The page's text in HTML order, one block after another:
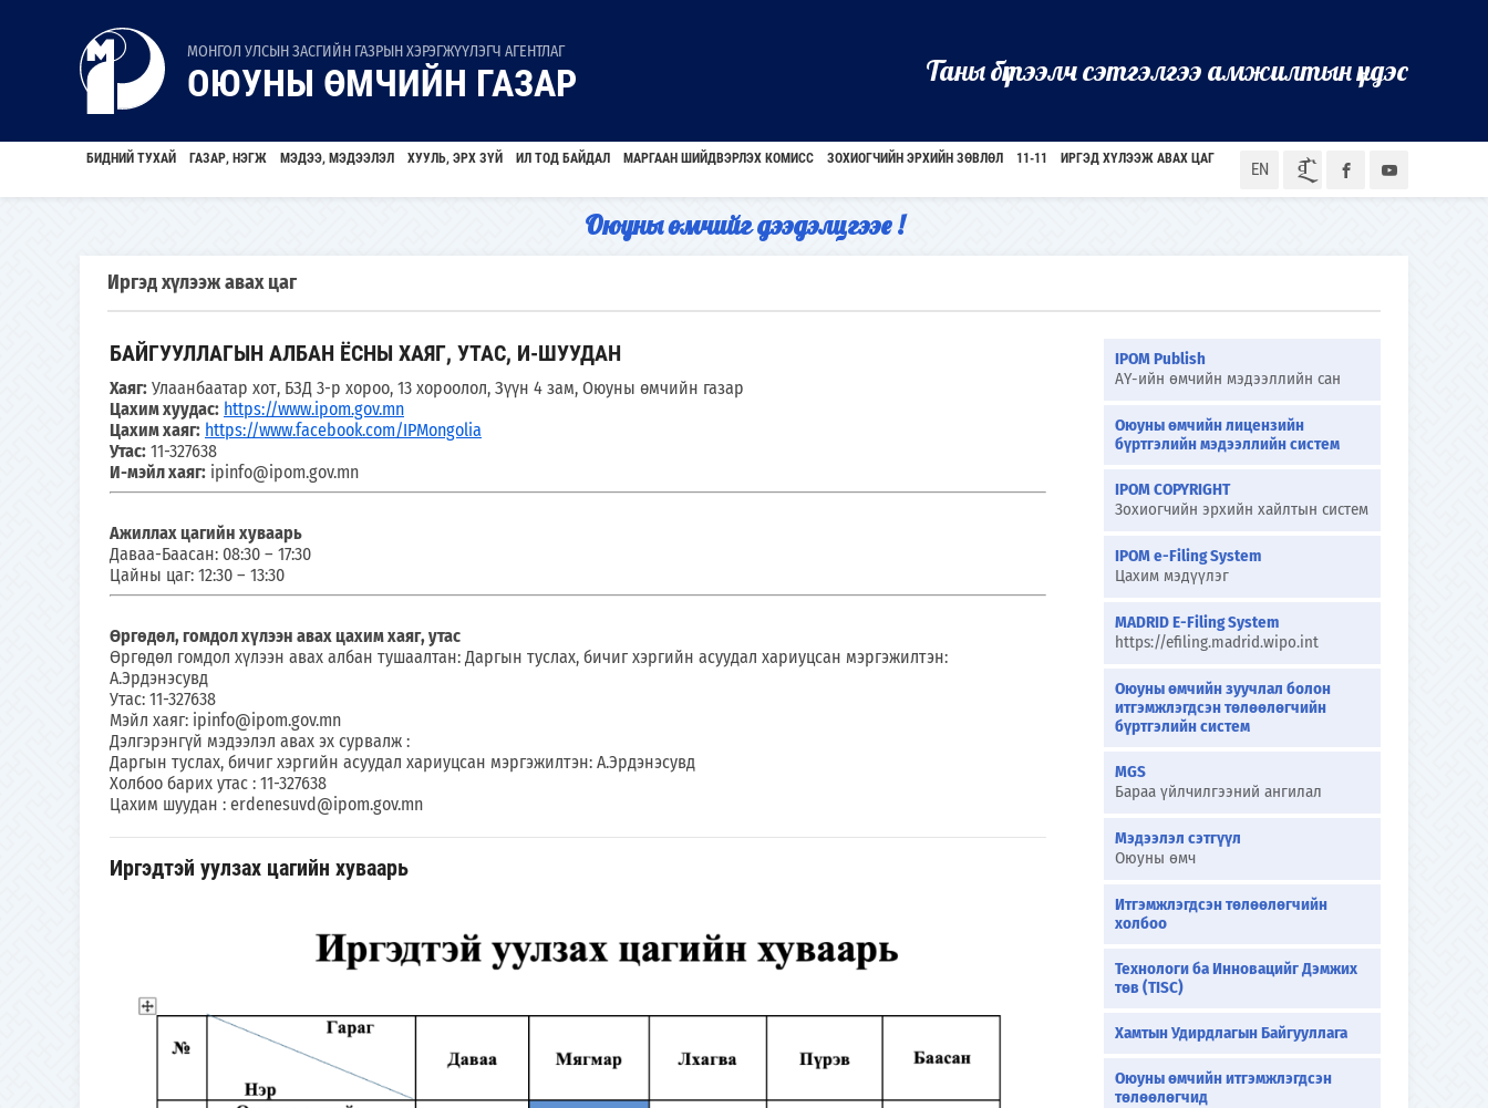
МОНГОЛ УЛСЫН ЗАСГИЙН ГАЗРЫН ХЭРЭГЖҮҮЛЭГЧ АГЕНТЛАГ
ОЮУНЫ ӨМЧИЙН ГАЗАР Таны бүтээлч сэтгэлгээ амжилтын үндэс
EN ᠮᠣᠨ
БИДНИЙ ТУХАЙ ГАЗАР, НЭГЖ МЭДЭЭ, МЭДЭЭЛЭЛ ХУУЛЬ, ЭРХ ЗҮЙ ИЛ ТОД БАЙДАЛ МАРГААН ШИЙДВЭРЛЭХ КОМИСС ЗОХИОГЧИЙН ЭРХИЙН ЗӨВЛӨЛ 11-11 ИРГЭД ХҮЛЭЭЖ АВАХ ЦАГ
Оюуны өмчийг дээдэлцгээе !
Иргэд хүлээж авах цаг
БАЙГУУЛЛАГЫН АЛБАН ЁСНЫ ХАЯГ, УТАС, И-ШУУДАН
Хаяг: Улаанбаатар хот, БЗД 3-р хороо, 13 хороолол, Зүүн 4 зам, Оюуны өмчийн газар
Цахим хуудас: https://www.ipom.gov.mn
Цахим хаяг: https://www.facebook.com/IPMongolia
Утас: 11-327638
И-мэйл хаяг: ipinfo@ipom.gov.mn
Ажиллах цагийн хуваарь
Даваа-Баасан: 08:30 – 17:30
Цайны цаг: 12:30 – 13:30
Өргөдөл, гомдол хүлээн авах цахим хаяг, утас
Өргөдөл гомдол хүлээн авах албан тушаалтан: Даргын туслах, бичиг хэргийн асуудал хариуцсан мэргэжилтэн:
А.Эрдэнэсувд
Утас: 11-327638
Мэйл хаяг: ipinfo@ipom.gov.mn
Дэлгэрэнгүй мэдээлэл авах эх сурвалж :
Даргын туслах, бичиг хэргийн асуудал хариуцсан мэргэжилтэн: А.Эрдэнэсувд
Холбоо барих утас : 11-327638
Цахим шуудан : erdenesuvd@ipom.gov.mn
Иргэдтэй уулзах цагийн хуваарь
IPOM Publish
АҮ-ийн өмчийн мэдээллийн сан
Оюуны өмчийн лицензийн
бүртгэлийн мэдээллийн систем
IPOM COPYRIGHT
Зохиогчийн эрхийн хайлтын систем
IPOM e-Filing System
Цахим мэдүүлэг
MADRID E-Filing System
https://efiling.madrid.wipo.int
Оюуны өмчийн зуучлал болон
итгэмжлэгдсэн төлөөлөгчийн
бүртгэлийн систем
MGS
Бараа үйлчилгээний ангилал
Мэдээлэл сэтгүүл
Оюуны өмч
Итгэмжлэгдсэн төлөөлөгчийн
холбоо
Технологи ба Инновацийг Дэмжих
төв (TISC)
Хамтын Удирдлагын Байгууллага
Оюуны өмчийн итгэмжлэгдсэн
төлөөлөгчид